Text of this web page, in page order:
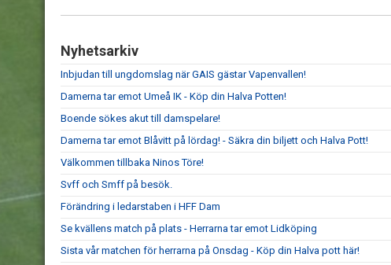
Nyhetsarkiv
Inbjudan till ungdomslag när GAIS gästar Vapenvallen!
Damerna tar emot Umeå IK - Köp din Halva Potten!
Boende sökes akut till damspelare!
Damerna tar emot Blåvitt på lördag! - Säkra din biljett och Halva Pott!
Välkommen tillbaka Ninos Töre!
Svff och Smff på besök.
Förändring i ledarstaben i HFF Dam
Se kvällens match på plats - Herrarna tar emot Lidköping
Sista vår matchen för herrarna på Onsdag - Köp din Halva pott här!